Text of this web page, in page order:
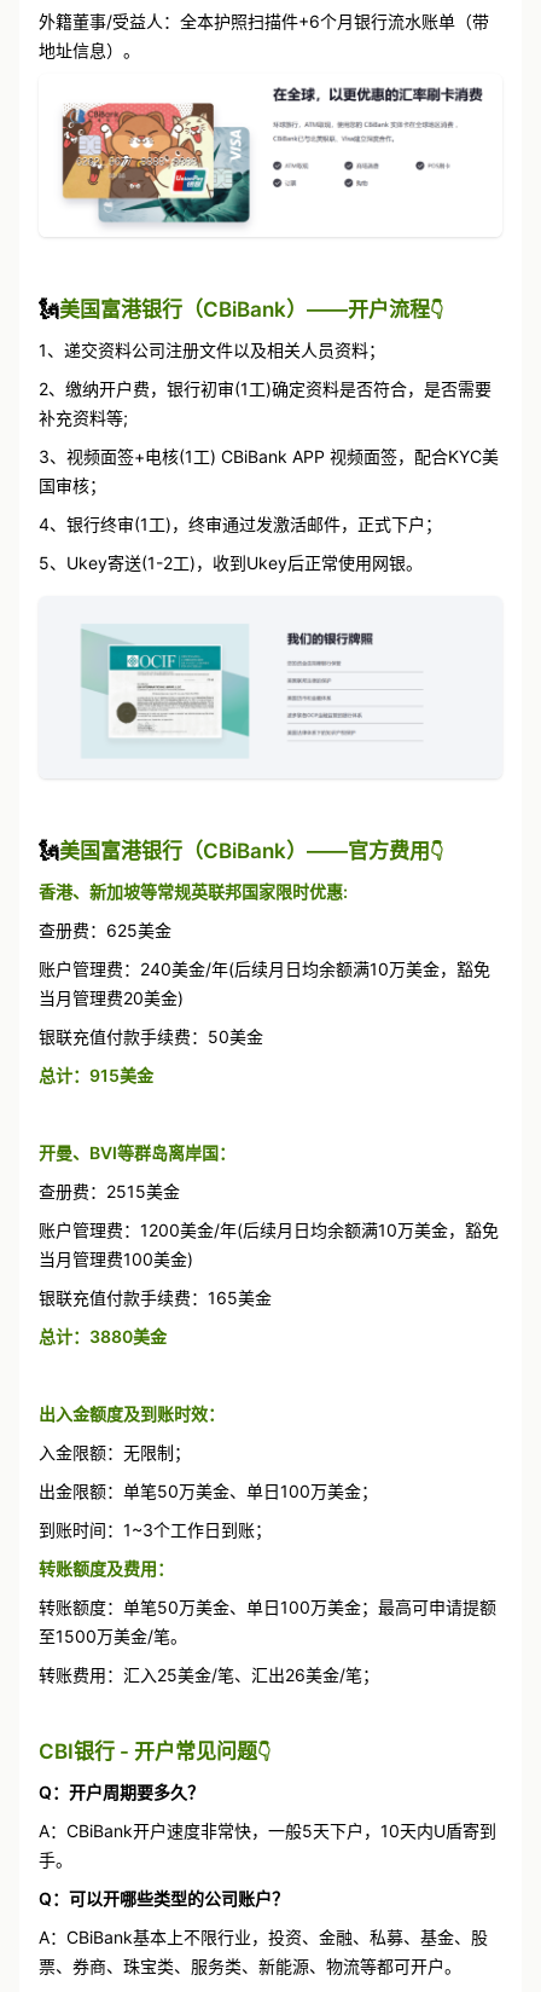
外籍董事/受益人：全本护照扫描件+6个月银行流水账单（带
地址信息）。
🗽美国富港银行（CBiBank）——开户流程👇
1、递交资料公司注册文件以及相关人员资料；
2、缴纳开户费，银行初审(1工)确定资料是否符合，是否需要
补充资料等;
3、视频面签+电核(1工) CBiBank APP 视频面签，配合KYC美
国审核；
4、银行终审(1工)，终审通过发激活邮件，正式下户；
5、Ukey寄送(1-2工)，收到Ukey后正常使用网银。
🗽美国富港银行（CBiBank）——官方费用👇
香港、新加坡等常规英联邦国家限时优惠:
查册费：625美金
账户管理费：240美金/年(后续月日均余额满10万美金，豁免
当月管理费20美金)
银联充值付款手续费：50美金
总计：915美金
开曼、BVI等群岛离岸国：
查册费：2515美金
账户管理费：1200美金/年(后续月日均余额满10万美金，豁免
当月管理费100美金)
银联充值付款手续费：165美金
总计：3880美金
出入金额度及到账时效：
入金限额：无限制；
出金限额：单笔50万美金、单日100万美金；
到账时间：1~3个工作日到账；
转账额度及费用：
转账额度：单笔50万美金、单日100万美金；最高可申请提额
至1500万美金/笔。
转账费用：汇入25美金/笔、汇出26美金/笔；
CBI银行 - 开户常见问题👇
Q：开户周期要多久？
A：CBiBank开户速度非常快，一般5天下户，10天内U盾寄到
手。
Q：可以开哪些类型的公司账户？
A：CBiBank基本上不限行业，投资、金融、私募、基金、股
票、券商、珠宝类、服务类、新能源、物流等都可开户。